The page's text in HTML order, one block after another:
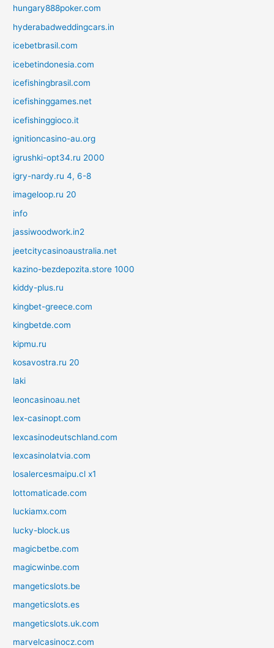
hungary888poker.com
hyderabadweddingcars.in
icebetbrasil.com
icebetindonesia.com
icefishingbrasil.com
icefishinggames.net
icefishinggioco.it
ignitioncasino-au.org
igrushki-opt34.ru 2000
igry-nardy.ru 4, 6-8
imageloop.ru 20
info
jassiwoodwork.in2
jeetcitycasinoaustralia.net
kazino-bezdepozita.store 1000
kiddy-plus.ru
kingbet-greece.com
kingbetde.com
kipmu.ru
kosavostra.ru 20
laki
leoncasinoau.net
lex-casinopt.com
lexcasinodeutschland.com
lexcasinolatvia.com
losalercesmaipu.cl x1
lottomaticade.com
luckiamx.com
lucky-block.us
magicbetbe.com
magicwinbe.com
mangeticslots.be
mangeticslots.es
mangeticslots.uk.com
marvelcasinocz.com